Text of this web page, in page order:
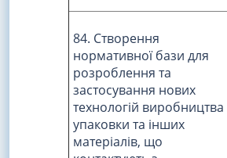
84. Створення
нормативної бази для
розроблення та
застосування нових
технологій виробництва
упаковки та інших
матеріалів, що